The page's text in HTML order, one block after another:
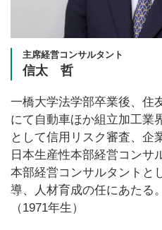
主席経営コンサルタント
信太 哲
一橋大学法学部卒業後、住
にて自動車ほか組立加工業
として信用リスク審査、企
日本生産性本部経営コンサ
本部経営コンサルタントと
導、人材育成の任にあたる。
（1971年生）